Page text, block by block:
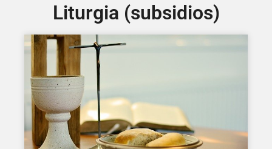
Liturgia (subsidios)